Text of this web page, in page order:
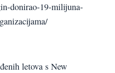
donirao-19-milijuna-
letova s New